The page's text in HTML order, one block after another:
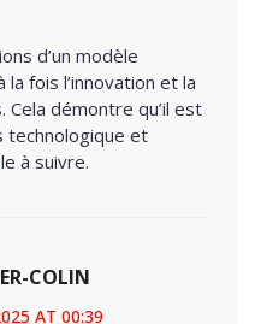
d’un modèle
fois l’innovation et la
démontre qu’il est
technologique et
à suivre.
COLIN
AT 00:39